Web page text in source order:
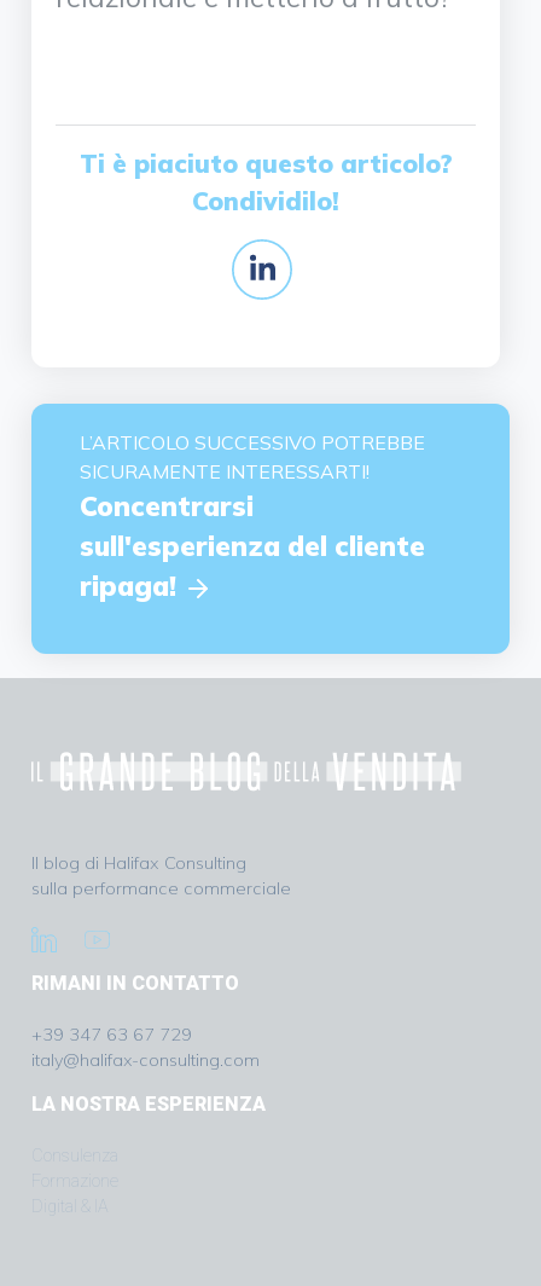
Ti è piaciuto questo articolo?
Condividilo!
L’ARTICOLO SUCCESSIVO POTREBBE
SICURAMENTE INTERESSARTI!
Concentrarsi
sull'esperienza del cliente
ripaga!
Il blog di Halifax Consulting
sulla performance commerciale
RIMANI IN CONTATTO
+39 347 63 67 729
italy@halifax-consulting.com
LA NOSTRA ESPERIENZA
Consulenza
Formazione
Digital & IA